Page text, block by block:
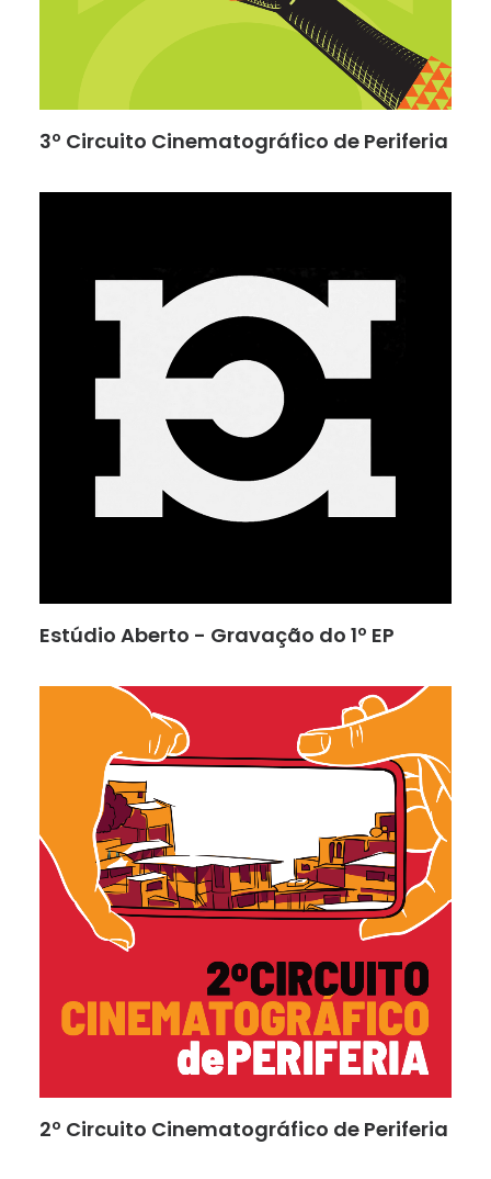
3º Circuito Cinematográfico de Periferia
Estúdio Aberto - Gravação do 1º EP
2º Circuito Cinematográfico de Periferia